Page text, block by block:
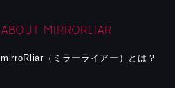
ABOUT MIRRORLIAR
mirroRliar（ミラーライアー）とは？